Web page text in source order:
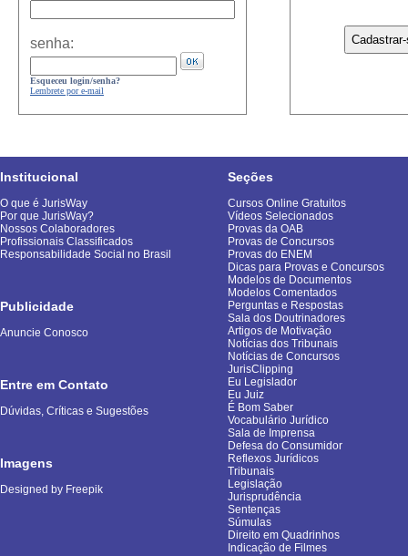
senha:
Esqueceu login/senha?
Lembrete por e-mail
Institucional
O que é JurisWay
Por que JurisWay?
Nossos Colaboradores
Profissionais Classificados
Responsabilidade Social no Brasil
Publicidade
Anuncie Conosco
Entre em Contato
Dúvidas, Críticas e Sugestões
Imagens
Designed by Freepik
Seções
Cursos Online Gratuitos
Vídeos Selecionados
Provas da OAB
Provas de Concursos
Provas do ENEM
Dicas para Provas e Concursos
Modelos de Documentos
Modelos Comentados
Perguntas e Respostas
Sala dos Doutrinadores
Artigos de Motivação
Notícias dos Tribunais
Notícias de Concursos
JurisClipping
Eu Legislador
Eu Juiz
É Bom Saber
Vocabulário Jurídico
Sala de Imprensa
Defesa do Consumidor
Reflexos Jurídicos
Tribunais
Legislação
Jurisprudência
Sentenças
Súmulas
Direito em Quadrinhos
Indicação de Filmes